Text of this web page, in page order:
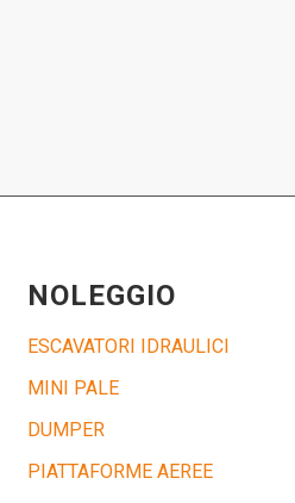
NOLEGGIO
ESCAVATORI IDRAULICI
MINI PALE
DUMPER
PIATTAFORME AEREE